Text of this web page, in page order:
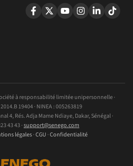
à responsabilité limitée unipersonnelle ·
2014.B 19404 · NINEA : 005263819
4, Rés. Adja Mame Ndiaye, Dakar, Sénégal ·
43 43 ·support@senego.com
légales·CGU ·Confidentialité